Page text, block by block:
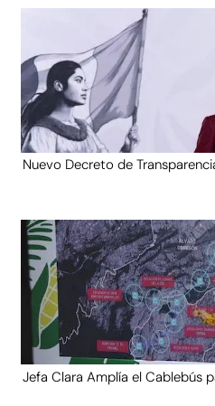
Nuevo Decreto de
Jefa Clara Amplía el Cablebús